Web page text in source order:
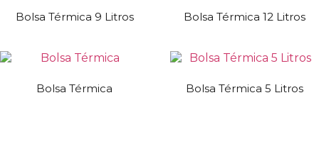
Bolsa Térmica 9 Litros Bolsa Térmica 12 Litros
Bolsa Térmica Bolsa Térmica 5 Litros